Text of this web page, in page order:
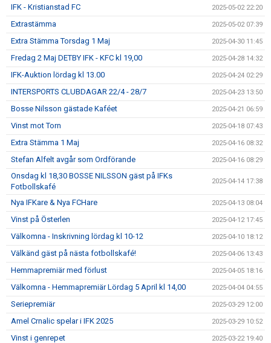
IFK - Kristianstad FC 2025-05-02 22:20
Extrastämma 2025-05-02 07:39
Extra Stämma Torsdag 1 Maj 2025-04-30 11:45
Fredag 2 Maj DETBY IFK - KFC kl 19,00 2025-04-28 14:32
IFK-Auktion lördag kl 13.00 2025-04-24 02:29
INTERSPORTS CLUBDAGAR 22/4 - 28/7 2025-04-23 13:50
Bosse Nilsson gästade Kaféet 2025-04-21 06:59
Vinst mot Torn 2025-04-18 07:43
Extra Stämma 1 Maj 2025-04-16 08:32
Stefan Alfelt avgår som Ordförande 2025-04-16 08:29
Onsdag kl 18,30 BOSSE NILSSON gäst på IFKs
Fotbollskafé
2025-04-14 17:38
Nya IFKare & Nya FCHare 2025-04-13 08:04
Vinst på Österlen 2025-04-12 17:45
Välkomna - Inskrivning lördag kl 10-12 2025-04-10 18:12
Välkänd gäst på nästa fotbollskafé! 2025-04-06 13:43
Hemmapremiär med förlust 2025-04-05 18:16
Välkomna - Hemmapremiär Lördag 5 April kl 14,00 2025-04-04 04:55
Seriepremiär 2025-03-29 12:00
Amel Crnalic spelar i IFK 2025 2025-03-29 10:52
Vinst i genrepet 2025-03-22 19:40